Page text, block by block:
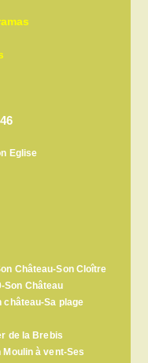
Eglise
Château-Son Cloître
Son Château
château-Sa plage
de la Brebis
Moulin à vent-Ses